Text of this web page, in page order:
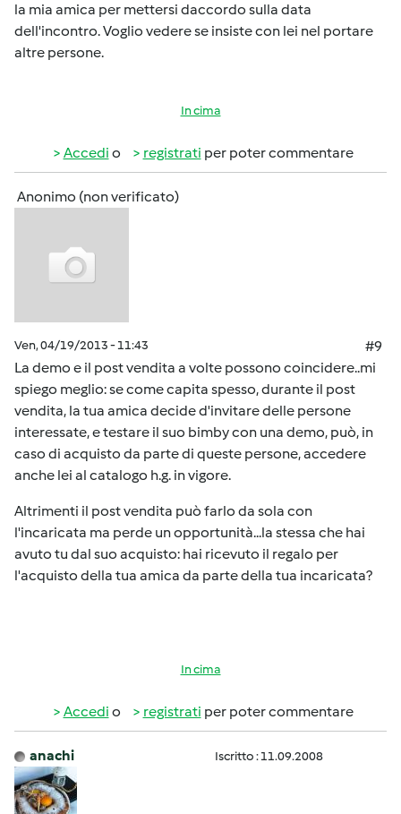
la mia amica per mettersi daccordo sulla data
dell'incontro. Voglio vedere se insiste con lei nel portare
altre persone.
In cima
Accedi o registrati per poter commentare
Anonimo (non verificato)
Ven, 04/19/2013 - 11:43
#9
La demo e il post vendita a volte possono coincidere..mi
spiego meglio: se come capita spesso, durante il post
vendita, la tua amica decide d'invitare delle persone
interessate, e testare il suo bimby con una demo, può, in
caso di acquisto da parte di queste persone, accedere
anche lei al catalogo h.g. in vigore.
Altrimenti il post vendita può farlo da sola con
l'incaricata ma perde un opportunità...la stessa che hai
avuto tu dal suo acquisto: hai ricevuto il regalo per
l'acquisto della tua amica da parte della tua incaricata?
In cima
Accedi o registrati per poter commentare
anachi Iscritto : 11.09.2008